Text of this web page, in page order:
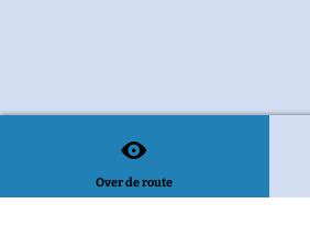
Over de route